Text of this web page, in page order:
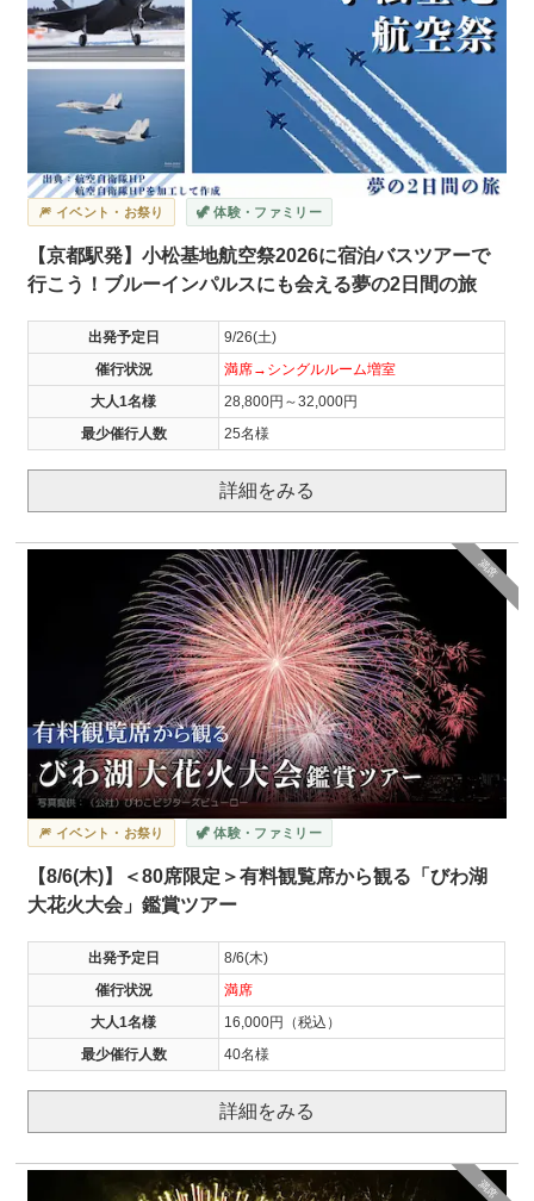
🎆 イベント・お祭り 🦖 体験・ファミリー
【京都駅発】小松基地航空祭2026に宿泊バスツアーで
行こう！ブルーインパルスにも会える夢の2日間の旅
出発予定日
9/26(土)
催行状況
満席→シングルルーム増室
大人1名様
28,800円～32,000円
最少催行人数
25名様
詳細をみる
満席
🎆 イベント・お祭り 🦖 体験・ファミリー
【8/6(木)】＜80席限定＞有料観覧席から観る「びわ湖
大花火大会」鑑賞ツアー
出発予定日
8/6(木)
催行状況
満席
大人1名様
16,000円（税込）
最少催行人数
40名様
詳細をみる
満席